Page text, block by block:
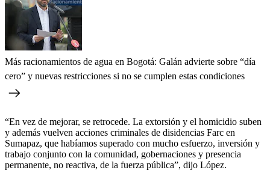
Más racionamientos de agua en Bogotá: Galán advierte sobre “día
cero” y nuevas restricciones si no se cumplen estas condiciones
“En vez de mejorar, se retrocede. La extorsión y el homicidio suben
y además vuelven acciones criminales de disidencias Farc en
Sumapaz, que habíamos superado con mucho esfuerzo, inversión y
trabajo conjunto con la comunidad, gobernaciones y presencia
permanente, no reactiva, de la fuerza pública”, dijo López.